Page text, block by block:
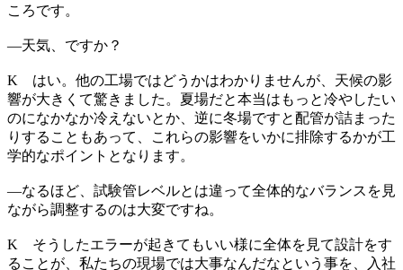
ころです。
―天気、ですか？
K はい。他の工場ではどうかはわかりませんが、天候の影
響が大きくて驚きました。夏場だと本当はもっと冷やしたい
のになかなか冷えないとか、逆に冬場ですと配管が詰まった
りすることもあって、これらの影響をいかに排除するかが工
学的なポイントとなります。
―なるほど、試験管レベルとは違って全体的なバランスを見
ながら調整するのは大変ですね。
K そうしたエラーが起きてもいい様に全体を見て設計をす
ることが、私たちの現場では大事なんだなという事を、入社